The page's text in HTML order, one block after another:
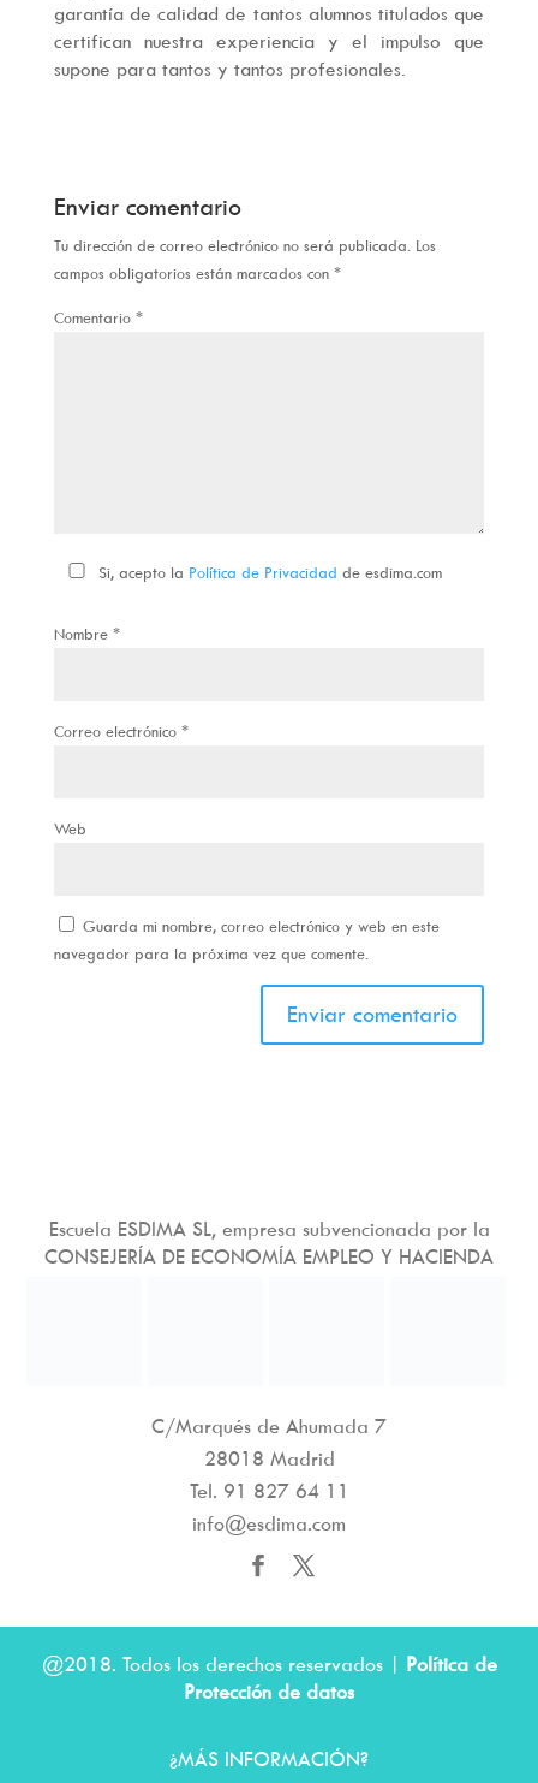
garantía de calidad de tantos alumnos titulados que
certifican nuestra experiencia y el impulso que
supone para tantos y tantos profesionales.
Enviar comentario
Tu dirección de correo electrónico no será publicada. Los
campos obligatorios están marcados con *
Comentario *
Si, acepto la Política de Privacidad de esdima.com
Nombre *
Correo electrónico *
Web
Guarda mi nombre, correo electrónico y web en este
navegador para la próxima vez que comente.
¿MÁS INFORMACIÓN?
Escuela ESDIMA SL, empresa subvencionada por la
CONSEJERÍA DE ECONOMÍA EMPLEO Y HACIENDA
C/Marqués de Ahumada 7
28018 Madrid
Tel. 91 827 64 11
info@esdima.com
@2018. Todos los derechos reservados | Política de
Protección de datos